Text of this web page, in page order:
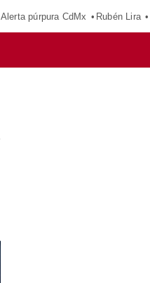
Alerta púrpura CdMx Rubén Lira